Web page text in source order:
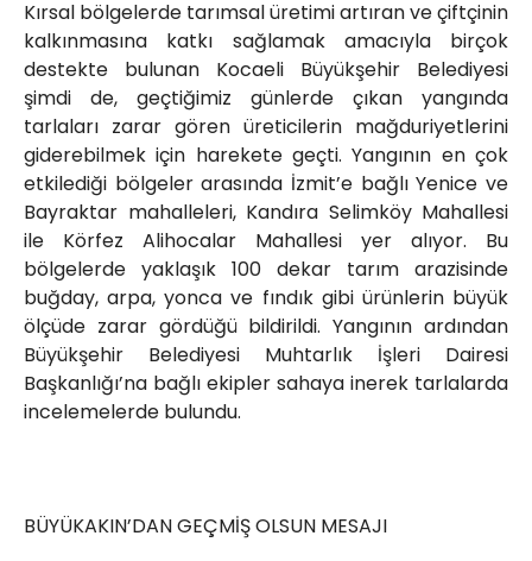
Kırsal bölgelerde tarımsal üretimi artıran ve çiftçinin
kalkınmasına katkı sağlamak amacıyla birçok
destekte bulunan Kocaeli Büyükşehir Belediyesi
şimdi de, geçtiğimiz günlerde çıkan yangında
tarlaları zarar gören üreticilerin mağduriyetlerini
giderebilmek için harekete geçti. Yangının en çok
etkilediği bölgeler arasında İzmit’e bağlı Yenice ve
Bayraktar mahalleleri, Kandıra Selimköy Mahallesi
ile Körfez Alihocalar Mahallesi yer alıyor. Bu
bölgelerde yaklaşık 100 dekar tarım arazisinde
buğday, arpa, yonca ve fındık gibi ürünlerin büyük
ölçüde zarar gördüğü bildirildi. Yangının ardından
Büyükşehir Belediyesi Muhtarlık İşleri Dairesi
Başkanlığı’na bağlı ekipler sahaya inerek tarlalarda
incelemelerde bulundu.
BÜYÜKAKIN’DAN GEÇMİŞ OLSUN MESAJI